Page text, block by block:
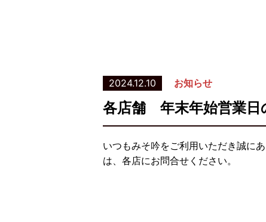
2024.12.10 お知らせ
各店舗 年末年始営業日
いつもみそ吟をご利用いただき誠に
は、各店にお問合せください。